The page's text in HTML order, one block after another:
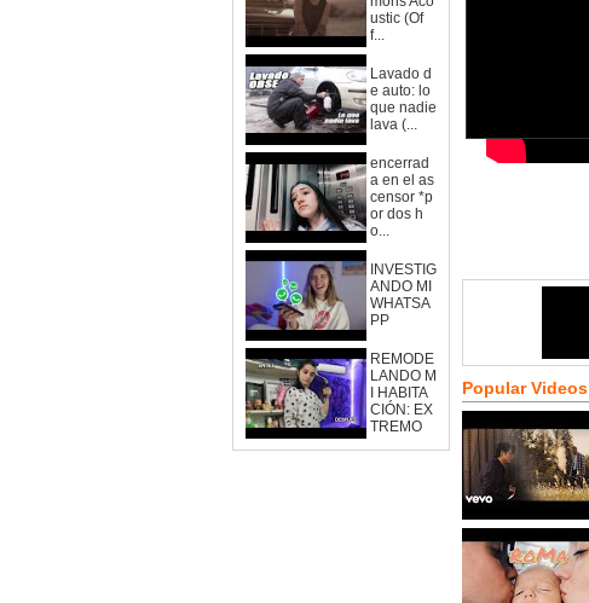
ustic (Of
f...
Lavado d
e auto: lo
que nadie
lava (...
encerrad
a en el as
censor *p
or dos h
o...
INVESTIG
ANDO MI
WHATSA
PP
REMODE
LANDO M
I HABITA
CIÓN: EX
TREMO
Popular Videos